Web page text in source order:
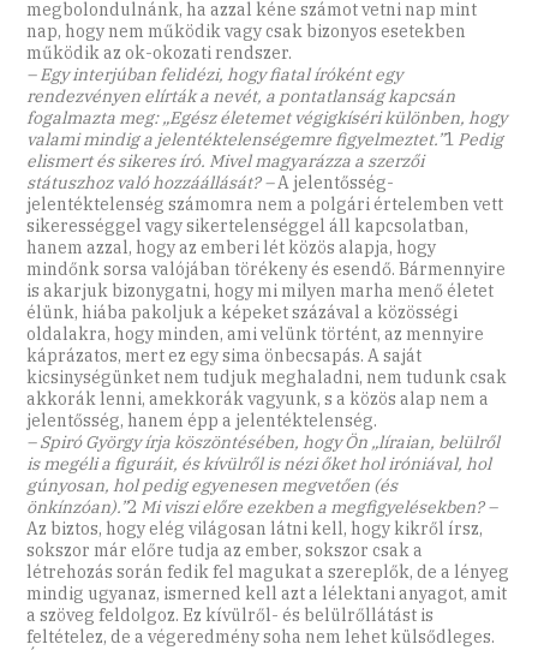
megbolondulnánk, ha azzal kéne számot vetni nap mint
nap, hogy nem működik vagy csak bizonyos esetekben
működik az ok-okozati rendszer.
– Egy interjúban felidézi, hogy fiatal íróként egy
rendezvényen elírták a nevét, a pontatlanság kapcsán
fogalmazta meg: „Egész életemet végigkíséri különben, hogy
valami mindig a jelentéktelenségemre figyelmeztet.”1 Pedig
elismert és sikeres író. Mivel magyarázza a szerzői
státuszhoz való hozzáállását? –A jelentősség-
jelentéktelenség számomra nem a polgári értelemben vett
sikerességgel vagy sikertelenséggel áll kapcsolatban,
hanem azzal, hogy az emberi lét közös alapja, hogy
mindőnk sorsa valójában törékeny és esendő. Bármennyire
is akarjuk bizonygatni, hogy mi milyen marha menő életet
élünk, hiába pakoljuk a képeket százával a közösségi
oldalakra, hogy minden, ami velünk történt, az mennyire
káprázatos, mert ez egy sima önbecsapás. A saját
kicsinységünket nem tudjuk meghaladni, nem tudunk csak
akkorák lenni, amekkorák vagyunk, s a közös alap nem a
jelentősség, hanem épp a jelentéktelenség.
– Spiró György írja köszöntésében, hogy Ön „líraian, belülről
is megéli a figuráit, és kívülről is nézi őket hol iróniával, hol
gúnyosan, hol pedig egyenesen megvetően (és
önkínzóan).”2 Mi viszi előre ezekben a megfigyelésekben? –
Az biztos, hogy elég világosan látni kell, hogy kikről írsz,
sokszor már előre tudja az ember, sokszor csak a
létrehozás során fedik fel magukat a szereplők, de a lényeg
mindig ugyanaz, ismerned kell azt a lélektani anyagot, amit
a szöveg feldolgoz. Ez kívülről- és belülrőllátást is
feltételez, de a végeredmény soha nem lehet külsődleges.